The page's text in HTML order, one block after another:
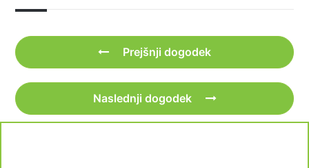
Prejšnji dogodek
Naslednji dogodek